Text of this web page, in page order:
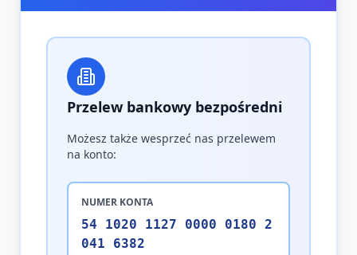
Przelew bankowy bezpośredni
Możesz także wesprzeć nas przelewem
na konto:
NUMER KONTA
54 1020 1127 0000 0180 2
041 6382